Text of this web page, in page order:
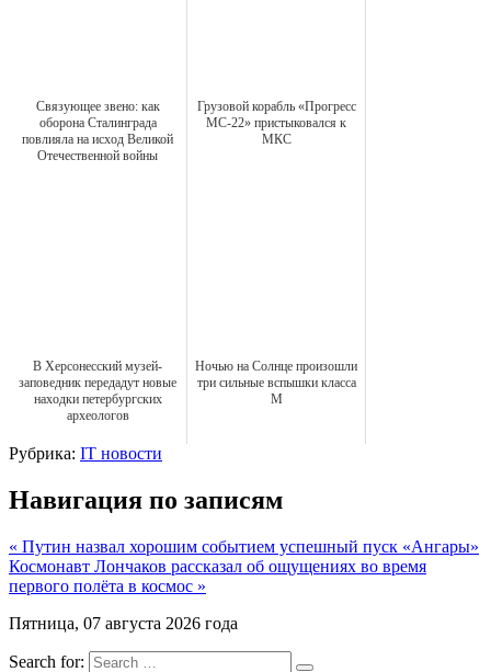
Связующее звено: как
оборона Сталинграда
повлияла на исход Великой
Отечественной войны
Грузовой корабль «Прогресс
МС-22» пристыковался к
МКС
В Херсонесский музей-
заповедник передадут новые
находки петербургских
археологов
Ночью на Солнце произошли
три сильные вспышки класса
М
Рубрика: IT новости
Навигация по записям
« Путин назвал хорошим событием успешный пуск «Ангары»
Космонавт Лончаков рассказал об ощущениях во время
первого полёта в космос »
Пятница, 07 августа 2026 года
Search for: